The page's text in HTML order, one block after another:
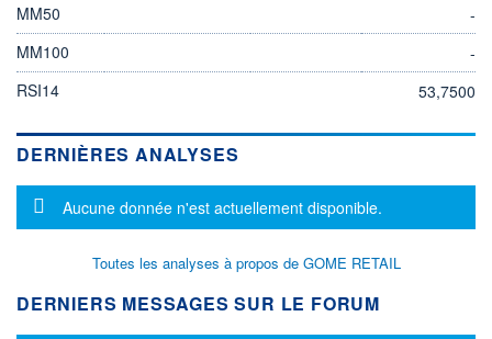
MM50
-
MM100
-
RSI14
53,7500
DERNIÈRES ANALYSES
Message d'information
Aucune donnée n'est actuellement disponible.
Toutes les analyses à propos de GOME RETAIL
DERNIERS MESSAGES SUR LE FORUM